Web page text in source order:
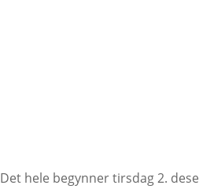
Det hele begynner tirsdag 2.